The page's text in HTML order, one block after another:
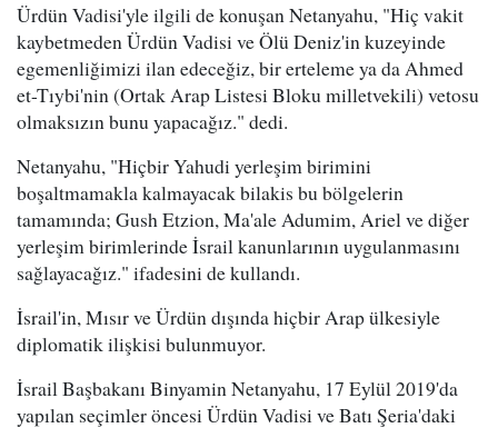
Ürdün Vadisi'yle ilgili de konuşan Netanyahu, "Hiç vakit
kaybetmeden Ürdün Vadisi ve Ölü Deniz'in kuzeyinde
egemenliğimizi ilan edeceğiz, bir erteleme ya da Ahmed
et-Tıybi'nin (Ortak Arap Listesi Bloku milletvekili) vetosu
olmaksızın bunu yapacağız." dedi.
Netanyahu, "Hiçbir Yahudi yerleşim birimini
boşaltmamakla kalmayacak bilakis bu bölgelerin
tamamında; Gush Etzion, Ma'ale Adumim, Ariel ve diğer
yerleşim birimlerinde İsrail kanunlarının uygulanmasını
sağlayacağız." ifadesini de kullandı.
İsrail'in, Mısır ve Ürdün dışında hiçbir Arap ülkesiyle
diplomatik ilişkisi bulunmuyor.
İsrail Başbakanı Binyamin Netanyahu, 17 Eylül 2019'da
yapılan seçimler öncesi Ürdün Vadisi ve Batı Şeria'daki